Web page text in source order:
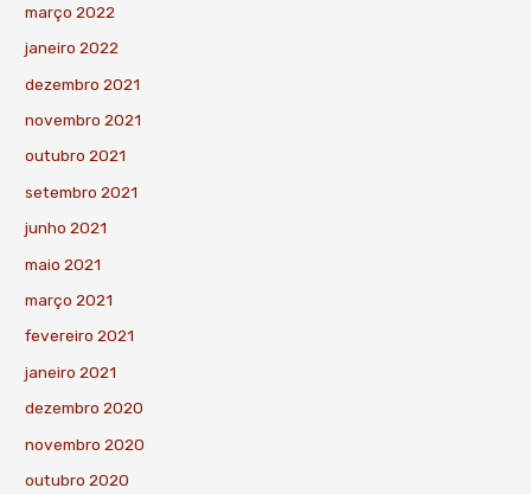
março 2022
janeiro 2022
dezembro 2021
novembro 2021
outubro 2021
setembro 2021
junho 2021
maio 2021
março 2021
fevereiro 2021
janeiro 2021
dezembro 2020
novembro 2020
outubro 2020